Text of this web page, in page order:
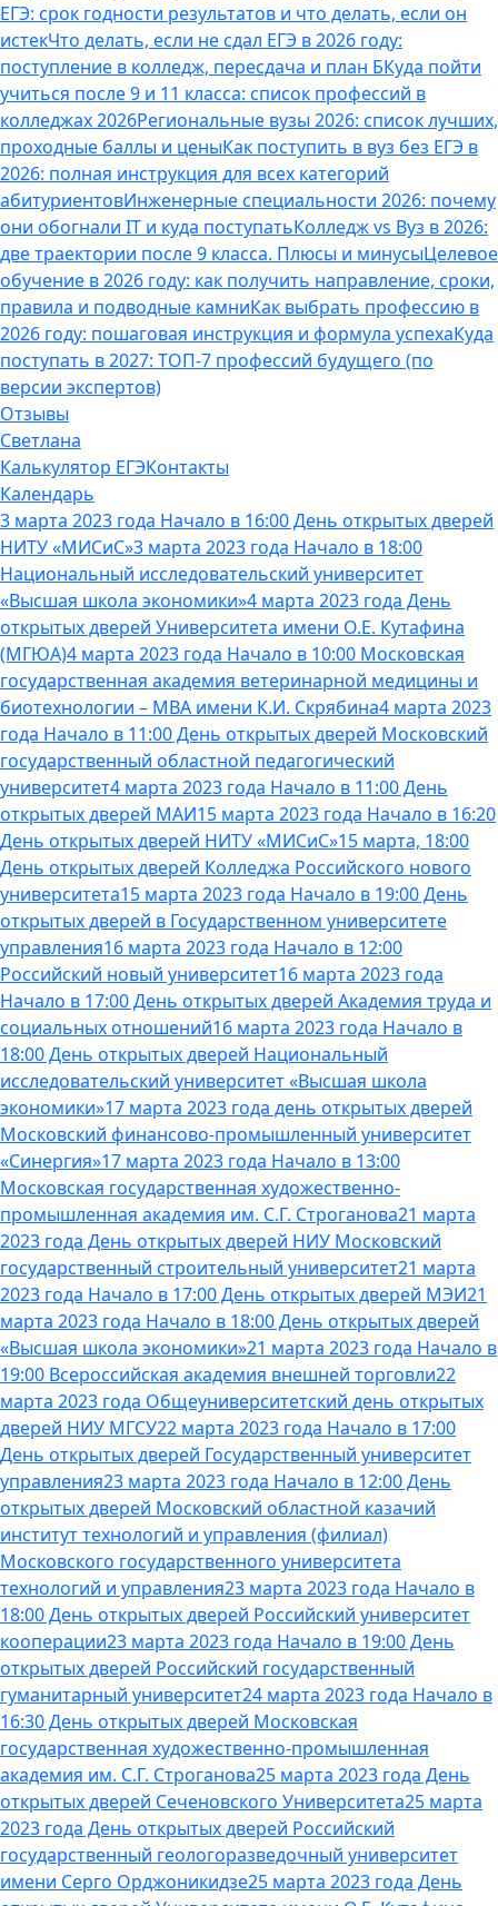
ЕГЭ: срок годности результатов и что делать, если он
истекЧто делать, если не сдал ЕГЭ в 2026 году:
поступление в колледж, пересдача и план БКуда пойти
учиться после 9 и 11 класса: список профессий в
колледжах 2026Региональные вузы 2026: список лучших,
проходные баллы и ценыКак поступить в вуз без ЕГЭ в
2026: полная инструкция для всех категорий
абитуриентовИнженерные специальности 2026: почему
они обогнали IT и куда поступатьКолледж vs Вуз в 2026:
две траектории после 9 класса. Плюсы и минусыЦелевое
обучение в 2026 году: как получить направление, сроки,
правила и подводные камниКак выбрать профессию в
2026 году: пошаговая инструкция и формула успехаКуда
поступать в 2027: ТОП-7 профессий будущего (по
версии экспертов)
Отзывы
Светлана
Калькулятор ЕГЭКонтакты
Календарь
3 марта 2023 года Начало в 16:00 День открытых дверей
НИТУ «МИСиС»3 марта 2023 года Начало в 18:00
Национальный исследовательский университет
«Высшая школа экономики»4 марта 2023 года День
открытых дверей Университета имени О.Е. Кутафина
(МГЮА)4 марта 2023 года Начало в 10:00 Московская
государственная академия ветеринарной медицины и
биотехнологии – МВА имени К.И. Скрябина4 марта 2023
года Начало в 11:00 День открытых дверей Московский
государственный областной педагогический
университет4 марта 2023 года Начало в 11:00 День
открытых дверей МАИ15 марта 2023 года Начало в 16:20
День открытых дверей НИТУ «МИСиС»15 марта, 18:00
День открытых дверей Колледжа Российского нового
университета15 марта 2023 года Начало в 19:00 День
открытых дверей в Государственном университете
управления16 марта 2023 года Начало в 12:00
Российский новый университет16 марта 2023 года
Начало в 17:00 День открытых дверей Академия труда и
социальных отношений16 марта 2023 года Начало в
18:00 День открытых дверей Национальный
исследовательский университет «Высшая школа
экономики»17 марта 2023 года день открытых дверей
Московский финансово-промышленный университет
«Синергия»17 марта 2023 года Начало в 13:00
Московская государственная художественно-
промышленная академия им. С.Г. Строганова21 марта
2023 года День открытых дверей НИУ Московский
государственный строительный университет21 марта
2023 года Начало в 17:00 День открытых дверей МЭИ21
марта 2023 года Начало в 18:00 День открытых дверей
«Высшая школа экономики»21 марта 2023 года Начало в
19:00 Всероссийская академия внешней торговли22
марта 2023 года Общеуниверситетский день открытых
дверей НИУ МГСУ22 марта 2023 года Начало в 17:00
День открытых дверей Государственный университет
управления23 марта 2023 года Начало в 12:00 День
открытых дверей Московский областной казачий
институт технологий и управления (филиал)
Московского государственного университета
технологий и управления23 марта 2023 года Начало в
18:00 День открытых дверей Российский университет
кооперации23 марта 2023 года Начало в 19:00 День
открытых дверей Российский государственный
гуманитарный университет24 марта 2023 года Начало в
16:30 День открытых дверей Московская
государственная художественно-промышленная
академия им. С.Г. Строганова25 марта 2023 года День
открытых дверей Сеченовского Университета25 марта
2023 года День открытых дверей Российский
государственный геологоразведочный университет
имени Серго Орджоникидзе25 марта 2023 года День